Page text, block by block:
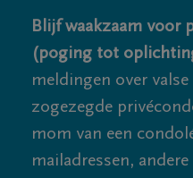
Blijf waakzaam voor
(poging tot
meldingen over
zogezegde
mom van een
mailadressen,